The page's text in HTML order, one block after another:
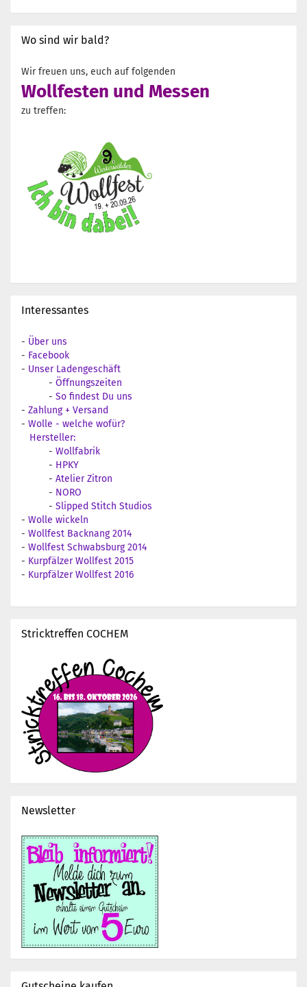
Wo sind wir bald?
Wir freuen uns, euch auf folgenden
Wollfesten und Messen
zu treffen:
Interessantes
- Über uns
- Facebook
- Unser Ladengeschäft
- Öffnungszeiten
- So findest Du uns
- Zahlung + Versand
- Wolle - welche wofür?
Hersteller:
- Wollfabrik
- HPKY
- Atelier Zitron
- NORO
- Slipped Stitch Studios
- Wolle wickeln
- Wollfest Backnang 2014
- Wollfest Schwabsburg 2014
- Kurpfälzer Wollfest 2015
- Kurpfälzer Wollfest 2016
Stricktreffen COCHEM
Newsletter